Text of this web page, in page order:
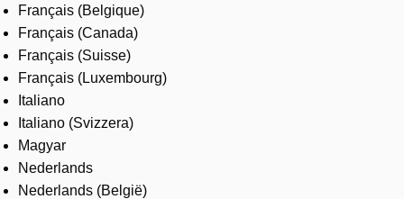
Français (Belgique)
Français (Canada)
Français (Suisse)
Français (Luxembourg)
Italiano
Italiano (Svizzera)
Magyar
Nederlands
Nederlands (België)